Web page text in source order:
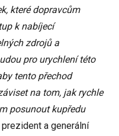
které dopravcům
k nabíjecí
zdrojů a
pro urychlení této
tento přechod
na tom, jak rychle
posunout kupředu
prezident a generální